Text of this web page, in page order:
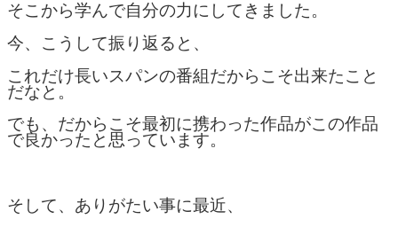
そこから学んで自分の力にしてきました。
今、こうして振り返ると、
これだけ長いスパンの番組だからこそ出来たこと
だなと。
でも、だからこそ最初に携わった作品がこの作品
で良かったと思っています。
そして、ありがたい事に最近、